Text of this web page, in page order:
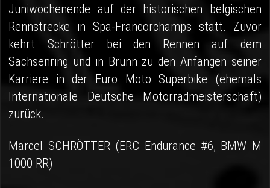
Juniwochenende auf der historischen belgischen
Rennstrecke in Spa-Francorchamps statt. Zuvor
kehrt Schrötter bei den Rennen auf dem
Sachsenring und in Brünn zu den Anfängen seiner
Karriere in der Euro Moto Superbike (ehemals
Internationale Deutsche Motorradmeisterschaft)
zurück.
Marcel SCHRÖTTER (ERC Endurance #6, BMW M
1000 RR)